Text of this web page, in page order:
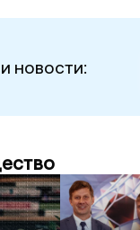
новости: